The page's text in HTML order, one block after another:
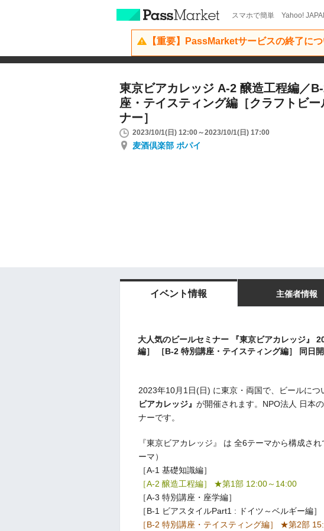
スマホで簡単 Yahoo!
【重要】PassMarketサービスの終了に
東京ビアカレッジ A-2 醸造工程編／
座・テイスティング編［クラフトビー
ナー］
2023/10/1(日) 12:00～2023/10/1(日) 17:00
麦酒倶楽部 ポパイ
イベント情報 主催者情報
大人気のビールセミナー 『東京ビアカレッジ』
編］ ［B-2 特別講座・テイスティング編］ 同日開
2023年10月1日(日) に東京・両国で、ビールにつ
ビアカレッジ』 が開催されます。NPO法人 日本
ナーです。
『東京ビアカレッジ』 は 全6テーマから構成さ
ーマ）
［A-1 基礎知識編］
［A-2 醸造工程編］ ★第1部 12:00～14:00
［A-3 特別講座・座学編］
［B-1 ビアスタイルPart1 : ドイツ～ベルギー編］
［B-2 特別講座・テイスティング編］ ★第2部